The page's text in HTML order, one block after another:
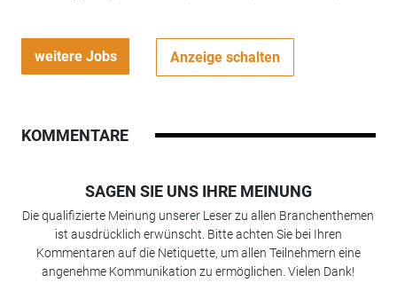
weitere Jobs Anzeige schalten
KOMMENTARE
SAGEN SIE UNS IHRE MEINUNG
Die qualifizierte Meinung unserer Leser zu allen Branchenthemen
ist ausdrücklich erwünscht. Bitte achten Sie bei Ihren
Kommentaren auf die Netiquette, um allen Teilnehmern eine
angenehme Kommunikation zu ermöglichen. Vielen Dank!